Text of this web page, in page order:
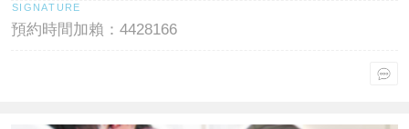
預約時間加賴：4428166